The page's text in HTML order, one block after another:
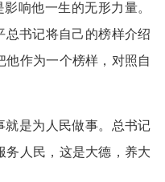
响他一生的无形力量。
总书记将自己的榜样介绍
他作为一个榜样，对照自
就是为人民做事。总书记
务人民，这是大德，养大